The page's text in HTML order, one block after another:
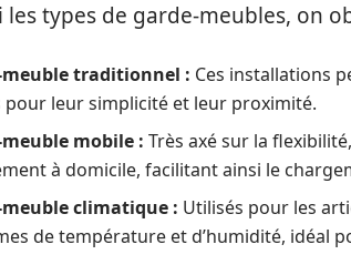
les types de garde-meubles, on
meuble traditionnel : Ces installations
pour leur simplicité et leur proximité.
meuble mobile : Très axé sur la
à domicile, facilitant ainsi le
meuble climatique : Utilisés pour les
de température et d’humidité, idéal